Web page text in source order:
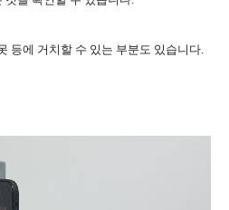
등에 거치할 수 있는 부분도 있습니다.